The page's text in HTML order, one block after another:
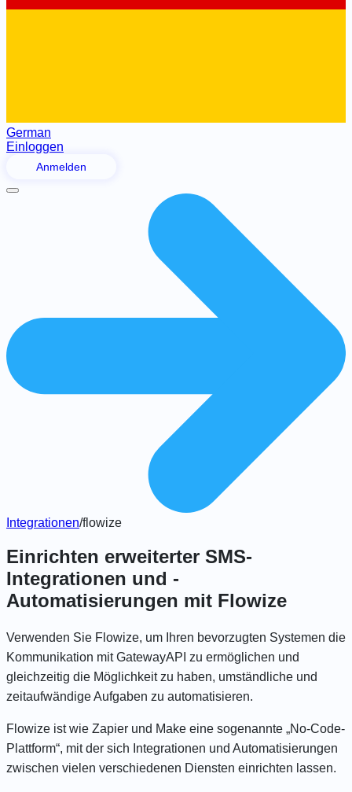
German
Einloggen
Anmelden
Integrationen/flowize
Einrichten erweiterter SMS-
Integrationen und -
Automatisierungen mit Flowize
Verwenden Sie Flowize, um Ihren bevorzugten Systemen die
Kommunikation mit GatewayAPI zu ermöglichen und
gleichzeitig die Möglichkeit zu haben, umständliche und
zeitaufwändige Aufgaben zu automatisieren.
Flowize ist wie Zapier und Make eine sogenannte „No-Code-
Plattform“, mit der sich Integrationen und Automatisierungen
zwischen vielen verschiedenen Diensten einrichten lassen.